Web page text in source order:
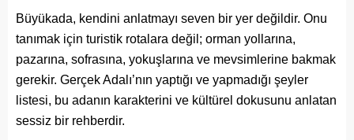
Büyükada, kendini anlatmayı seven bir yer değildir. Onu
tanımak için turistik rotalara değil; orman yollarına,
pazarına, sofrasına, yokuşlarına ve mevsimlerine bakmak
gerekir. Gerçek Adalı’nın yaptığı ve yapmadığı şeyler
listesi, bu adanın karakterini ve kültürel dokusunu anlatan
sessiz bir rehberdir.